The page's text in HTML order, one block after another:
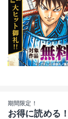
期間限定！
お得に読める